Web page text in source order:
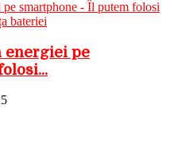
energiei pe